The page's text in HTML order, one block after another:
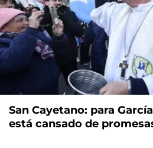
San Cayetano: para
está cansado de